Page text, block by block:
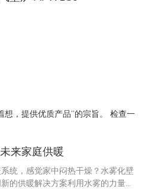
想，提供优质产品”的宗旨。 检查一
来家庭供暖
统，感觉家中闷热干燥？水雾化壁
的供暖解决方案利用水雾的力量，